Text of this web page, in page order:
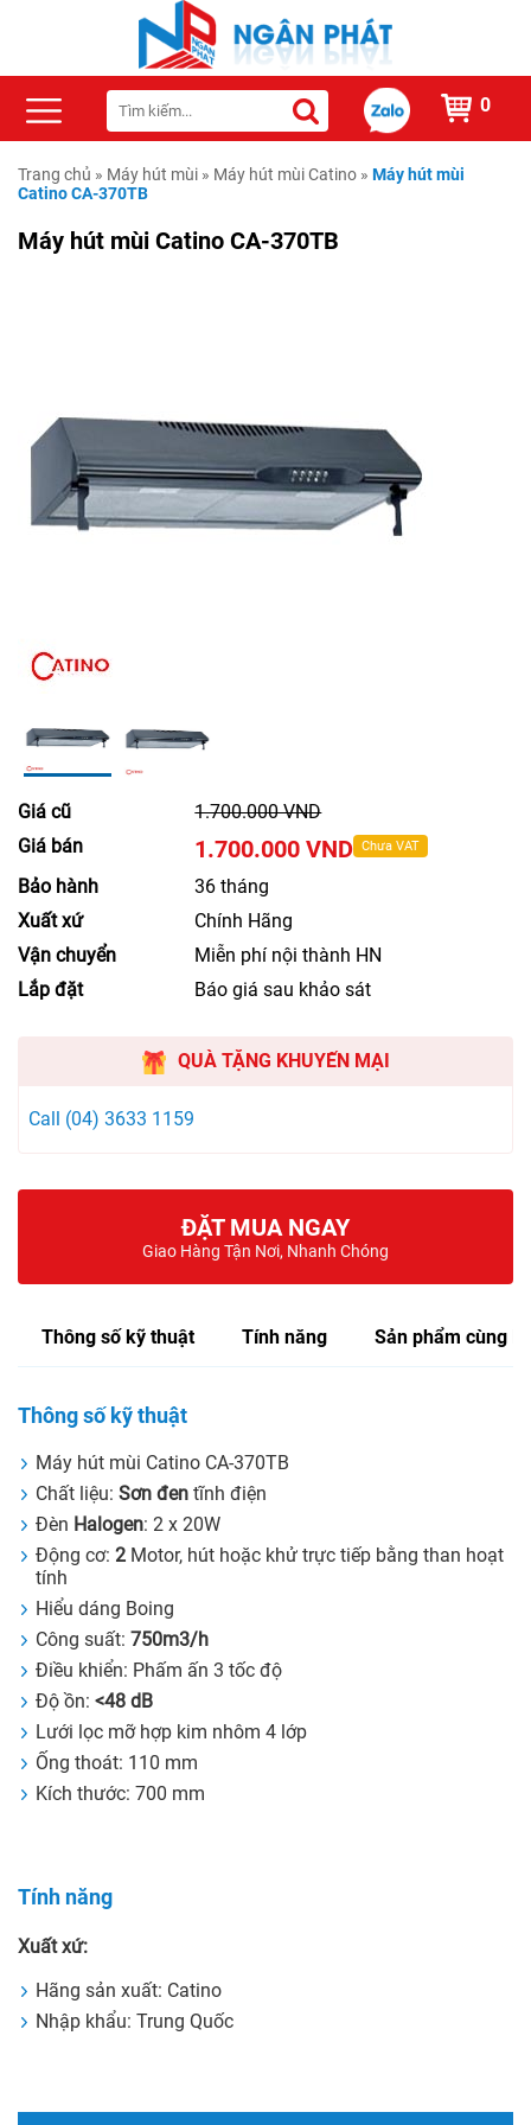
0
Trang chủ » Máy hút mùi » Máy hút mùi Catino » Máy hút mùi
Catino CA-370TB
Máy hút mùi Catino CA-370TB
Giá cũ
1.700.000 VND
Giá bán
1.700.000 VND Chưa VAT
Bảo hành
36 tháng
Xuất xứ
Chính Hãng
Vận chuyển
Miễn phí nội thành HN
Lắp đặt
Báo giá sau khảo sát
QUÀ TẶNG KHUYẾN MẠI
Call (04) 3633 1159
ĐẶT MUA NGAY
Giao Hàng Tận Nơi, Nhanh Chóng
Thông số kỹ thuật Tính năng Sản phẩm cùng
Thông số kỹ thuật
Máy hút mùi Catino CA-370TB
Chất liệu: Sơn đen tĩnh điện
Đèn Halogen: 2 x 20W
Động cơ: 2 Motor, hút hoặc khử trực tiếp bằng than hoạt
tính
Hiểu dáng Boing
Công suất: 750m3/h
Điều khiển: Phấm ấn 3 tốc độ
Độ ồn: <48 dB
Lưới lọc mỡ hợp kim nhôm 4 lớp
Ống thoát: 110 mm
Kích thước: 700 mm
Tính năng
Xuất xứ:
Hãng sản xuất: Catino
Nhập khẩu: Trung Quốc